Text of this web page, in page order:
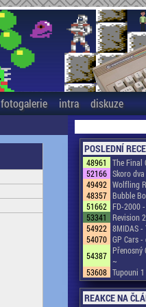
fotogalerie intra diskuze
POSLEDNÍ
48961
The Final
52166 Skoro
49492 Wolfling
48357 Bubble
51662 FD-2000
53341
Revision
54922 8MIDAS
54070 GP Cars
54387 Přenosný
~
53608 Tupouni
REAKCE NA